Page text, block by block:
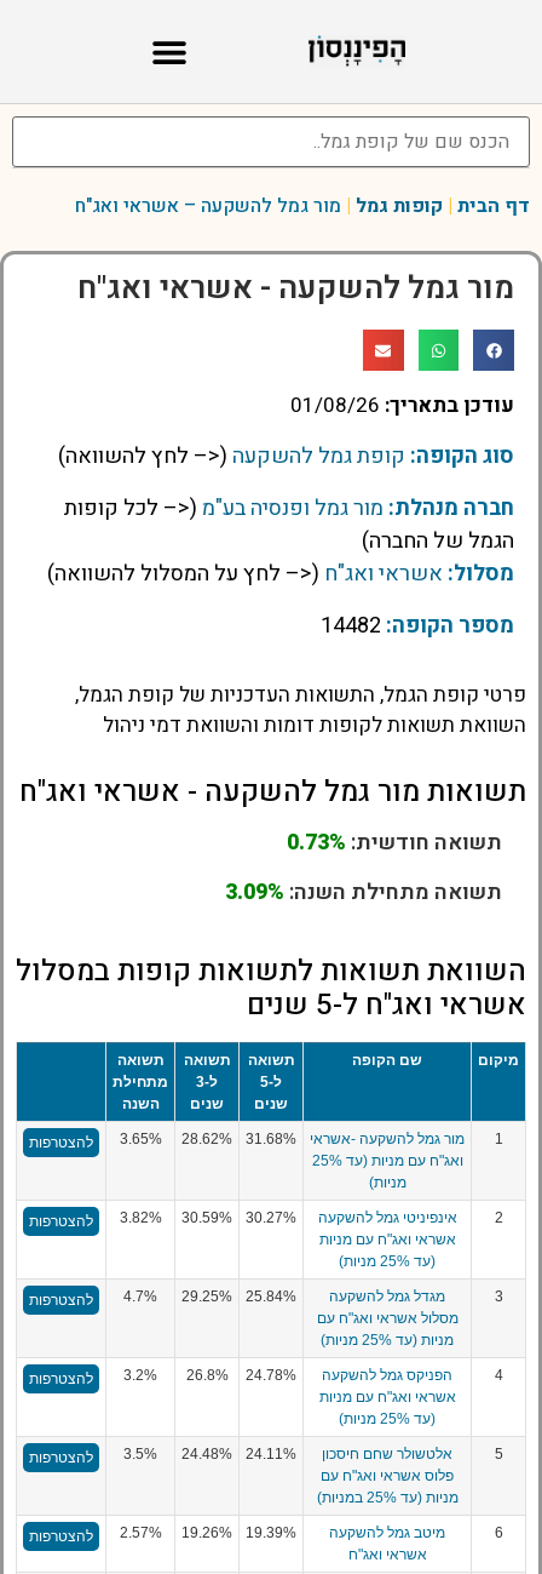
דף הבית | קופות גמל | מור גמל להשקעה – אשראי ואג"ח
מור גמל להשקעה - אשראי ואג"ח
עודכן בתאריך: 01/08/26
סוג הקופה: קופת גמל להשקעה (<– לחץ להשוואה)
חברה מנהלת: מור גמל ופנסיה בע"מ (<– לכל קופות
הגמל של החברה)
מסלול: אשראי ואג"ח (<– לחץ על המסלול להשוואה)
מספר הקופה:
פרטי קופת הגמל, התשואות העדכניות של קופת הגמל,
השוואת תשואות לקופות דומות והשוואת דמי ניהול
תשואות מור גמל להשקעה - אשראי ואג"ח
תשואה חודשית: 0.73%
תשואה מתחילת השנה: 3.09%
השוואת תשואות לתשואות קופות במסלול
אשראי ואג"ח ל-5 שנים
מיקום שם הקופה
תשואה
ל-5
שנים
תשואה
ל-3
שנים
תשואה
מתחילת
השנה
1
מור גמל להשקעה -אשראי
ואג"ח עם מניות (עד 25%
מניות)
31.68%
28.62%
3.65% להצטרפות
2
אינפיניטי גמל להשקעה
אשראי ואג"ח עם מניות
(עד 25% מניות)
30.27%
30.59%
3.82% להצטרפות
3
מגדל גמל להשקעה
מסלול אשראי ואג"ח עם
מניות (עד 25% מניות)
25.84%
29.25%
4.7% להצטרפות
4
הפניקס גמל להשקעה
אשראי ואג"ח עם מניות
(עד 25% מניות)
24.78%
26.8%
3.2% להצטרפות
5
אלטשולר שחם חיסכון
פלוס אשראי ואג"ח עם
מניות (עד 25% במניות)
24.11%
24.48%
3.5% להצטרפות
6
מיטב גמל להשקעה
אשראי ואג"ח
19.39%
19.26%
2.57% להצטרפות